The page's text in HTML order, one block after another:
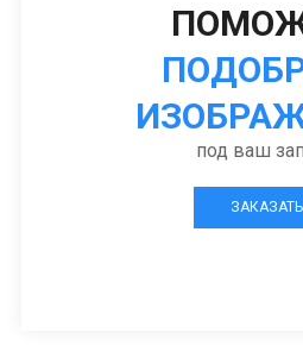
под ваш
ЗАКАЗАТЬ